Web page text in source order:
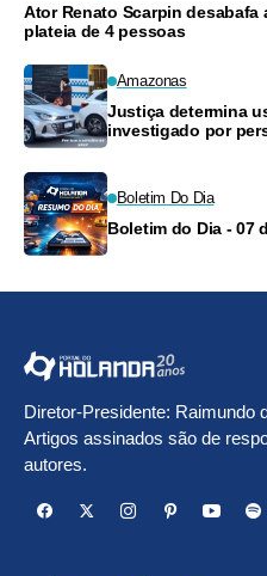
Ator Renato Scarpin desabafa
plateia de 4 pessoas
Amazonas
Justiça determina
investigado por
Boletim Do Dia
Boletim do Dia - 07
Diretor-Presidente: Raimundo
Artigos assinados são de
autores.